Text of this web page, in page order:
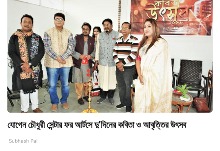
যোগেন চৌধুরী সেন্টার ফর আর্টসে দু’দিনের কবিতা ও আবৃত্তির উৎসব
Subhash Pal